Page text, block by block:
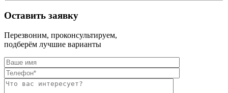
Оставить заявку
Перезвоним, проконсультируем,
подберём лучшие варианты